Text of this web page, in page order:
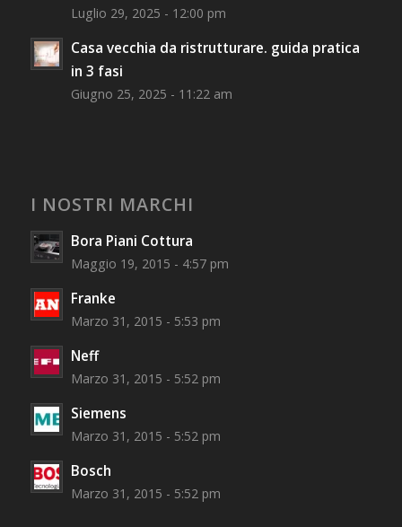
Luglio 29, 2025 - 12:00 pm
Casa vecchia da ristrutturare. guida pratica
in 3 fasi
Giugno 25, 2025 - 11:22 am
I NOSTRI MARCHI
Bora Piani Cottura
Maggio 19, 2015 - 4:57 pm
Franke
Marzo 31, 2015 - 5:53 pm
Neff
Marzo 31, 2015 - 5:52 pm
Siemens
Marzo 31, 2015 - 5:52 pm
Bosch
Marzo 31, 2015 - 5:52 pm